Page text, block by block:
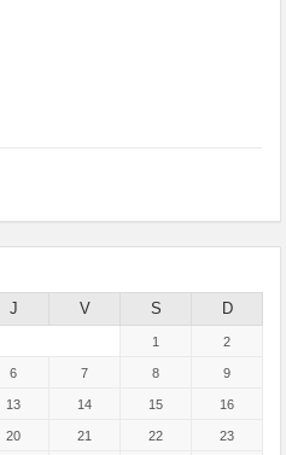
J V S D
1 2
6 7 8 9
13 14 15 16
20 21 22 23